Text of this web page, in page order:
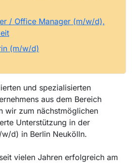
/ Office Manager (m/w/d),
(m/w/d)
und spezialisierten
aus dem Bereich
wir zum nächstmöglichen
Unterstützung in der
w/d) in Berlin Neukölln.
vielen Jahren erfolgreich am